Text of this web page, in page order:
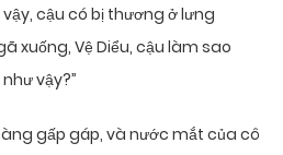
cậu có bị thương ở lưng
xuống, Vệ Diểu, cậu làm sao
vậy?”
gấp gáp, và nước mắt của cô